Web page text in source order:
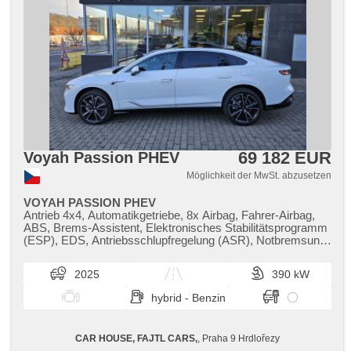
Voyah Passion PHEV 69 182 EUR
Möglichkeit der MwSt. abzusetzen
VOYAH PASSION PHEV
Antrieb 4x4, Automatikgetriebe, 8x Airbag, Fahrer-Airbag,
ABS, Brems-Assistent, Elektronisches Stabilitätsprogramm
(ESP), EDS, Antriebsschlupfregelung (ASR), Notbremsung
rychlostního limitu (SLIF), Uhr Spur, Blind Spot Anzeige,
asistent jízdy v koloně, asistent změny jízdního pruhu,
asistent jízdy v jízdním pruhu, Überwachung der Ermüdung
des Fahrers, Fahrgestell Niveauregulierung, Fahrgestell
Tempomat, LED adaptivní světlomety, LED denní svícení,
2025
390 kW
hybrid - Benzin
CAR HOUSE, FAJTL CARS, , Praha 9 Hrdlořezy